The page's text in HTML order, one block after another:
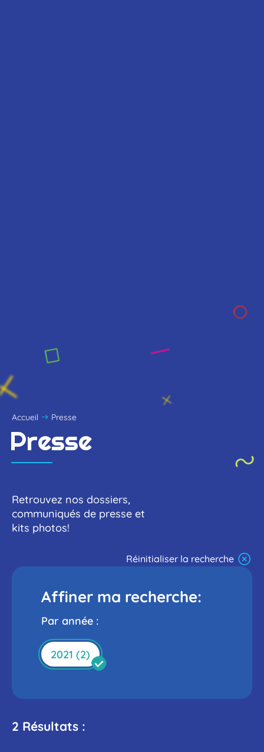
Accueil Presse
Presse
Retrouvez nos dossiers,
communiqués de presse et
kits photos!
Réinitialiser la recherche
Affiner ma recherche:
Par année :
2021 (2) DÉSACTIVER
CE
2 Résultats :